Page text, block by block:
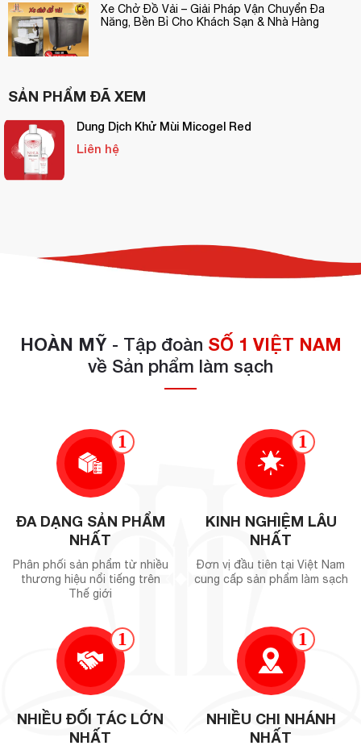
Xe Chở Đồ Vải – Giải Pháp Vận Chuyển Đa
Năng, Bền Bỉ Cho Khách Sạn & Nhà Hàng
SẢN PHẨM ĐÃ XEM
Dung Dịch Khử Mùi Micogel Red
Liên hệ
HOÀN MỸ- Tập đoàn SỐ 1 VIỆT NAM
về Sản phẩm làm sạch
1
ĐA DẠNG SẢN PHẨM
NHẤT
Phân phối sản phẩm từ nhiều
thương hiệu nổi tiếng trên
Thế giới
1
KINH NGHIỆM LÂU
NHẤT
Đơn vị đầu tiên tại Việt Nam
cung cấp sản phẩm làm sạch
1
NHIỀU ĐỐI TÁC LỚN
NHẤT
1
NHIỀU CHI NHÁNH
NHẤT